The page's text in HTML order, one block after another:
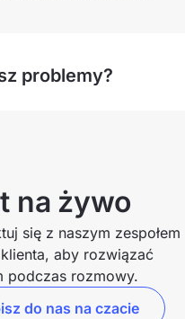
problemy?
na żywo
się z naszym zespołem
klienta, aby rozwiązać
podczas rozmowy.
do nas na czacie